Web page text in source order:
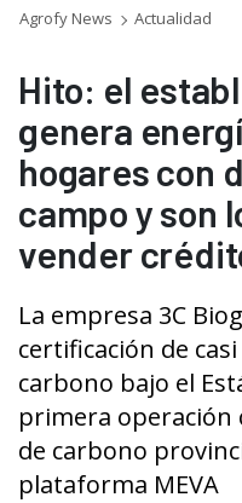
Agrofy News Actualidad
Hito: el
genera
hogares con
campo y son
vender
La empresa 3C
certificación de
carbono bajo el
primera operación
de carbono
plataforma MEVA